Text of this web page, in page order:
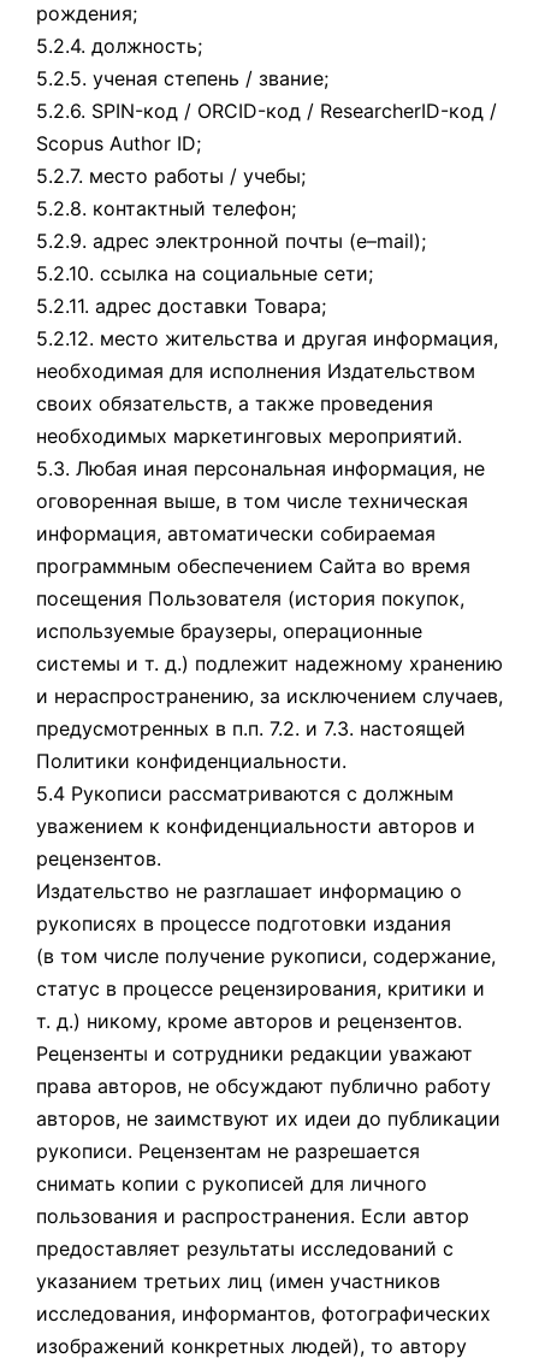
рождения;
5.2.4. должность;
5.2.5. ученая степень / звание;
5.2.6. SPIN-код / ORCID-код / ResearcherID-код /
Scopus Author ID;
5.2.7. место работы / учебы;
5.2.8. контактный телефон;
5.2.9. адрес электронной почты (e–mail);
5.2.10. ссылка на социальные сети;
5.2.11. адрес доставки Товара;
5.2.12. место жительства и другая информация,
необходимая для исполнения Издательством
своих обязательств, а также проведения
необходимых маркетинговых мероприятий.
5.3. Любая иная персональная информация, не
оговоренная выше, в том числе техническая
информация, автоматически собираемая
программным обеспечением Сайта во время
посещения Пользователя (история покупок,
используемые браузеры, операционные
системы и т. д.) подлежит надежному хранению
и нераспространению, за исключением случаев,
предусмотренных в п.п. 7.2. и 7.3. настоящей
Политики конфиденциальности.
5.4 Рукописи рассматриваются с должным
уважением к конфиденциальности авторов и
рецензентов.
Издательство не разглашает информацию о
рукописях в процессе подготовки издания
(в том числе получение рукописи, содержание,
статус в процессе рецензирования, критики и
т. д.) никому, кроме авторов и рецензентов.
Рецензенты и сотрудники редакции уважают
права авторов, не обсуждают публично работу
авторов, не заимствуют их идеи до публикации
рукописи. Рецензентам не разрешается
снимать копии с рукописей для личного
пользования и распространения. Если автор
предоставляет результаты исследований с
указанием третьих лиц (имен участников
исследования, информантов, фотографических
изображений конкретных людей), то автору